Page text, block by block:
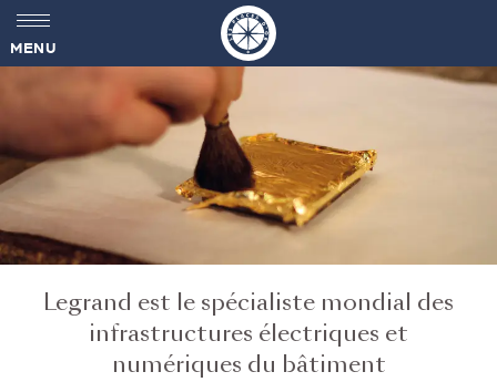
MENU
Legrand est le spécialiste mondial des
infrastructures électriques et
numériques du bâtiment